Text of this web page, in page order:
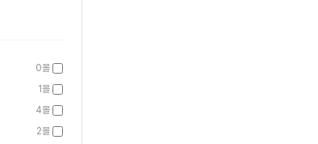
0몰
1몰
4몰
2몰